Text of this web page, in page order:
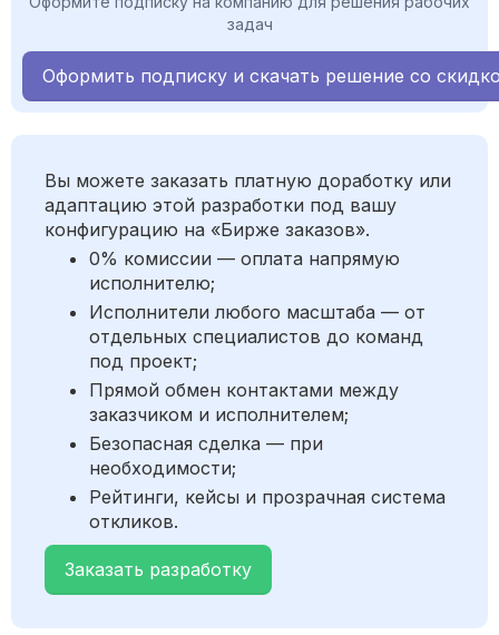
задач
Оформить подписку и скачать решение со
Вы можете заказать платную доработку или
адаптацию этой разработки под вашу
конфигурацию на «Бирже заказов».
0% комиссии — оплата напрямую
исполнителю;
Исполнители любого масштаба — от
отдельных специалистов до команд
под проект;
Прямой обмен контактами между
заказчиком и исполнителем;
Безопасная сделка — при
необходимости;
Рейтинги, кейсы и прозрачная система
откликов.
Заказать разработку